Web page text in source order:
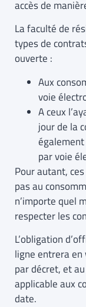
accès de
La faculté de
types de
ouverte :
Aux
voie
A ceux
jour de la
par voie
Pour autant,
pas au
n’importe quel
respecter les
L’obligation
ligne entrera
par décret, et
applicable aux
date.